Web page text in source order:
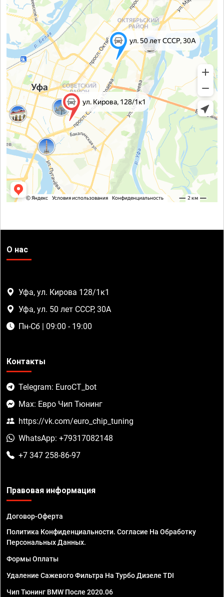
О нас
Уфа, ул. Кирова 128/1к1
Уфа, ул. 50 лет СССР, 30А
Пн-Сб | 09:00 - 19:00
Контакты
Telegram: EuroCT_bot
Max: Евро Чип Тюнинг
https://vk.com/euro_chip_tuning
WhatsApp: +79317082148
+7 347 258-86-97
Правовая информация
Договор-Оферта
Политика Конфиденциальности. Согласие На Обработку
Персональных Данных.
Формы Оплаты
Удаление Сажевого Фильтра На Турбо Дизеле TDI
Чип Тюнинг BMW После 2020.06